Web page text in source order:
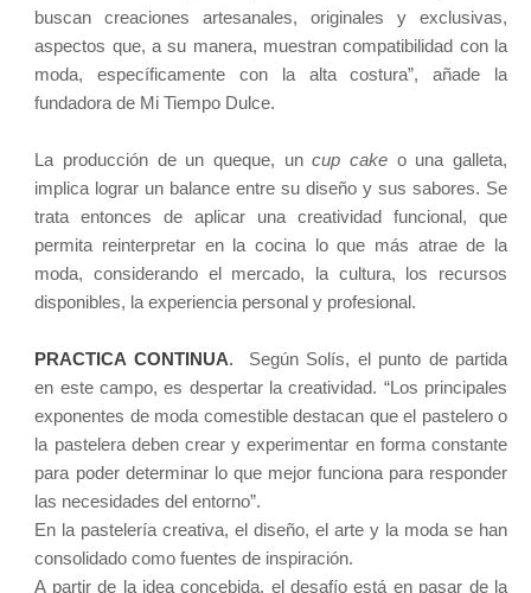
buscan creaciones artesanales, originales y exclusivas,
aspectos que, a su manera, muestran compatibilidad con la
moda, específicamente con la alta costura”, añade la
fundadora de Mi Tiempo Dulce.
La producción de un queque, uncup cake o una galleta,
implica lograr un balance entre su diseño y sus sabores. Se
trata entonces de aplicar una creatividad funcional, que
permita reinterpretar en la cocina lo que más atrae de la
moda, considerando el mercado, la cultura, los recursos
disponibles, la experiencia personal y profesional.
PRACTICA CONTINUA. Según Solís, el punto de partida
en este campo, es despertar la creatividad. “Los principales
exponentes de moda comestible destacan que el pastelero o
la pastelera deben crear y experimentar en forma constante
para poder determinar lo que mejor funciona para responder
las necesidades del entorno”.
En la pastelería creativa, el diseño, el arte y la moda se han
consolidado como fuentes de inspiración.
A partir de la idea concebida, el desafío está en pasar de la